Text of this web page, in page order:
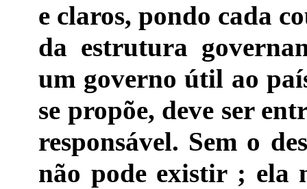
e claros, pondo cada
da estrutura
um governo útil ao
se propõe, deve ser
responsável. Sem o
não pode existir ; ela